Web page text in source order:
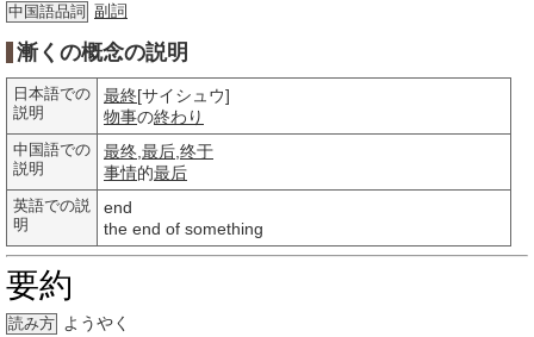
中国語品詞 副詞
漸くの概念の説明
日本語での
説明
最終[サイシュウ]
物事の終わり
中国語での
説明
最终 最后 终于
事情的最后
英語での説
明
end
the end of something
要約
読み方 ようやく